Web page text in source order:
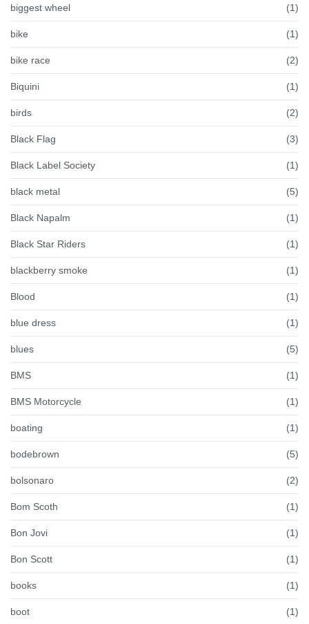
biggest wheel (1)
bike (1)
bike race (2)
Biquini (1)
birds (2)
Black Flag (3)
Black Label Society (1)
black metal (5)
Black Napalm (1)
Black Star Riders (1)
blackberry smoke (1)
Blood (1)
blue dress (1)
blues (5)
BMS (1)
BMS Motorcycle (1)
boating (1)
bodebrown (5)
bolsonaro (2)
Bom Scoth (1)
Bon Jovi (1)
Bon Scott (1)
books (1)
boot (1)